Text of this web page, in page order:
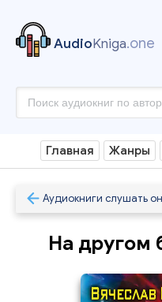
AudioKniga.one
Главная Жанры
Аудиокниги слушать
На другом